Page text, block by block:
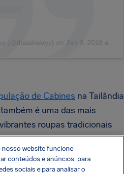
(@thaiairways) on Jan 9, 2018 at 3:14am PST
de Cabines na Tailândia
é uma das mais
roupas tradicionais
de Chut Thai, são
de cores e muitas
chamado chong kraben.
nosso website funcione
conteúdos e anúncios, para
sociais e para analisar o